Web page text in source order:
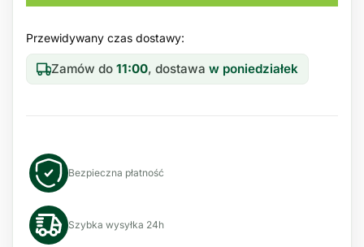
Przewidywany czas dostawy:
Zamów do 11:00, dostawa w poniedziałek
Bezpieczna płatność
Szybka wysyłka 24h